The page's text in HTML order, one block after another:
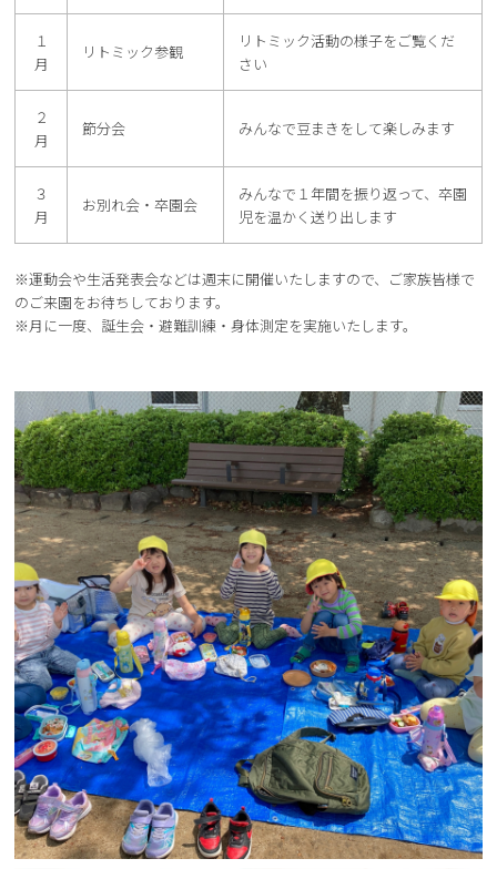
１
月
リトミック参観
リトミック活動の様子をご覧くだ
さい
２
月
節分会 みんなで豆まきをして楽しみます
３
月
お別れ会・卒園会
みんなで１年間を振り返って、卒園
児を温かく送り出します
※運動会や生活発表会などは週末に開催いたしますので、ご家族皆様で
のご来園をお待ちしております。
※月に一度、誕生会・避難訓練・身体測定を実施いたします。